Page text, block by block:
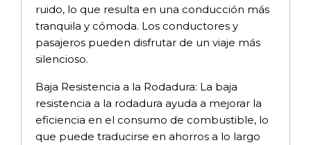
ruido, lo que resulta en una conducción más
tranquila y cómoda. Los conductores y
pasajeros pueden disfrutar de un viaje más
silencioso.
Baja Resistencia a la Rodadura: La baja
resistencia a la rodadura ayuda a mejorar la
eficiencia en el consumo de combustible, lo
que puede traducirse en ahorros a lo largo